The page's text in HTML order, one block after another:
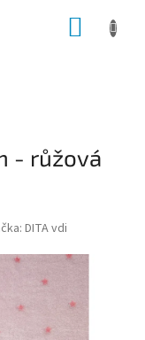
- růžová
DITA vdi